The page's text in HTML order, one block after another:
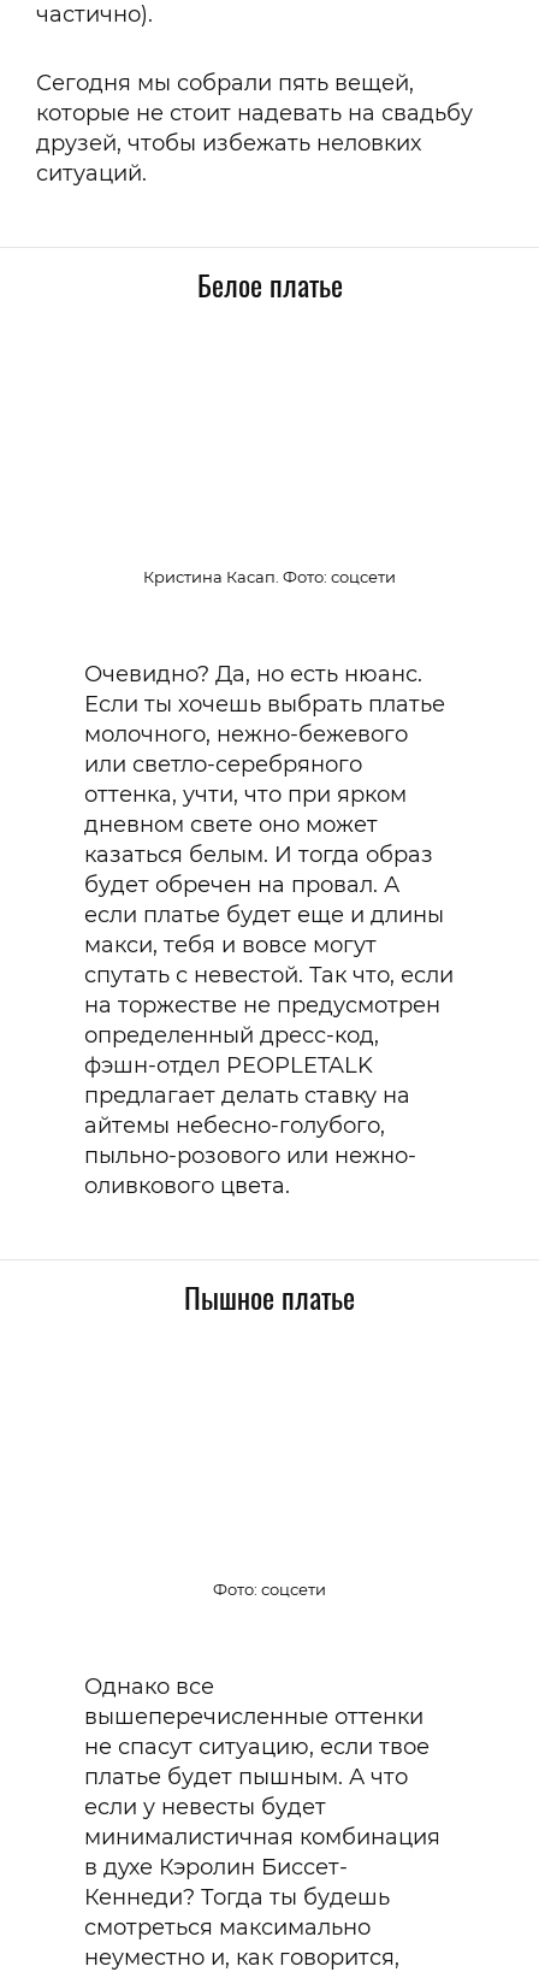
частично).
Сегодня мы собрали пять вещей,
которые не стоит надевать на свадьбу
друзей, чтобы избежать неловких
ситуаций.
Белое платье
Кристина Касап. Фото: соцсети
Очевидно? Да, но есть нюанс.
Если ты хочешь выбрать платье
молочного, нежно-бежевого
или светло-серебряного
оттенка, учти, что при ярком
дневном свете оно может
казаться белым. И тогда образ
будет обречен на провал. А
если платье будет еще и длины
макси, тебя и вовсе могут
спутать с невестой. Так что, если
на торжестве не предусмотрен
определенный дресс-код,
фэшн-отдел PEOPLETALK
предлагает делать ставку на
айтемы небесно-голубого,
пыльно-розового или нежно-
оливкового цвета.
Пышное платье
Фото: соцсети
Однако все
вышеперечисленные оттенки
не спасут ситуацию, если твое
платье будет пышным. А что
если у невесты будет
минималистичная комбинация
в духе Кэролин Биссет-
Кеннеди? Тогда ты будешь
смотреться максимально
неуместно и, как говорится,